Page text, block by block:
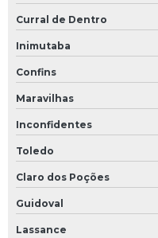
Curral de Dentro
Inimutaba
Confins
Maravilhas
Inconfidentes
Toledo
Claro dos Poções
Guidoval
Lassance